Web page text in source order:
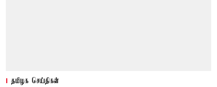
தமிழக செய்திகள்